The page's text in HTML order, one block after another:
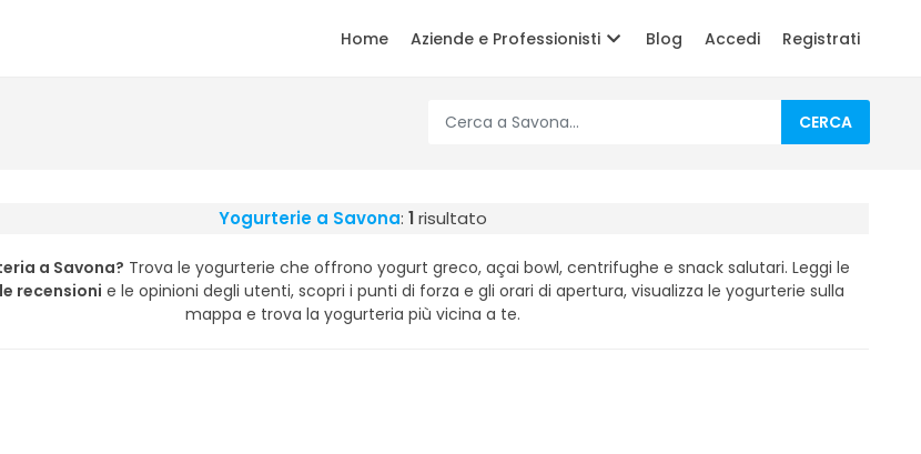
Home Aziende e Professionisti Blog Accedi Registrati
CERCA
Yogurterie a Savona: 1risultato
a Savona? Trova le yogurterie che offrono yogurt greco, açai bowl, centrifughe e snack salutari. Leggi le
recensioni e le opinioni degli utenti, scopri i punti di forza e gli orari di apertura, visualizza le yogurterie sulla
mappa e trova la yogurteria più vicina a te.